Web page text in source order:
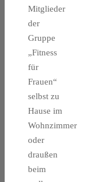
Mitglieder
der
Gruppe
„Fitness
für
Frauen“
selbst zu
Hause im
Wohnzimmer
oder
draußen
beim